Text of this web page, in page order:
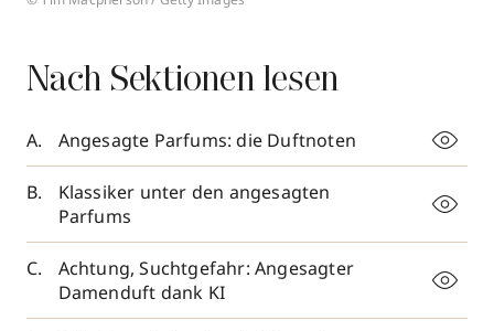
Nach Sektionen lesen
Angesagte Parfums: die Duftnoten
Klassiker unter den angesagten
Parfums
Achtung, Suchtgefahr: Angesagter
Damenduft dank KI